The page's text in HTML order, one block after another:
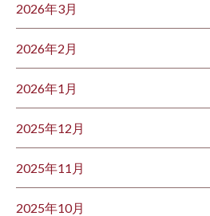
2026年3月
2026年2月
2026年1月
2025年12月
2025年11月
2025年10月